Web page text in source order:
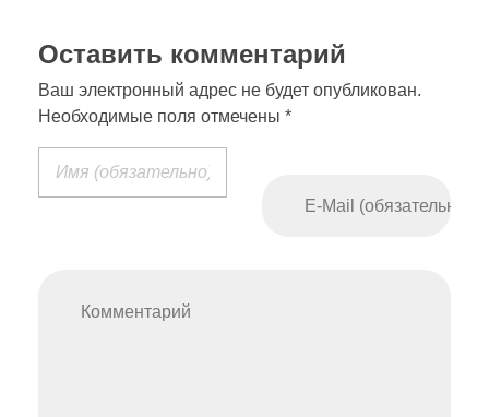
Оставить комментарий
Ваш электронный адрес не будет опубликован.
Необходимые поля отмечены *